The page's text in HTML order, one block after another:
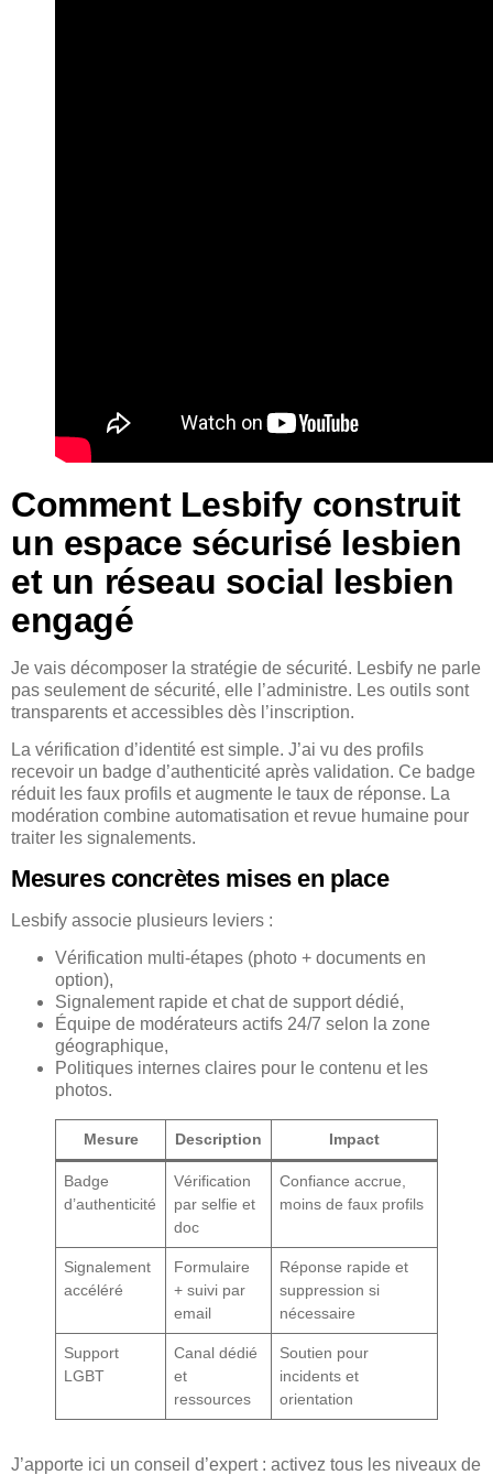
Comment Lesbify construit
un espace sécurisé lesbien
et un réseau social lesbien
engagé
Je vais décomposer la stratégie de sécurité. Lesbify ne parle
pas seulement de sécurité, elle l’administre. Les outils sont
transparents et accessibles dès l’inscription.
La vérification d’identité est simple. J’ai vu des profils
recevoir un badge d’authenticité après validation. Ce badge
réduit les faux profils et augmente le taux de réponse. La
modération combine automatisation et revue humaine pour
traiter les signalements.
Mesures concrètes mises en place
Lesbify associe plusieurs leviers :
Vérification multi-étapes (photo + documents en
option),
Signalement rapide et chat de support dédié,
Équipe de modérateurs actifs 24/7 selon la zone
géographique,
Politiques internes claires pour le contenu et les
photos.
Mesure Description Impact
Badge
d’authenticité
Vérification
par selfie et
doc
Confiance accrue,
moins de faux profils
Signalement
accéléré
Formulaire
+ suivi par
email
Réponse rapide et
suppression si
nécessaire
Support
LGBT
Canal dédié
et
ressources
Soutien pour
incidents et
orientation
J’apporte ici un conseil d’expert : activez tous les niveaux de